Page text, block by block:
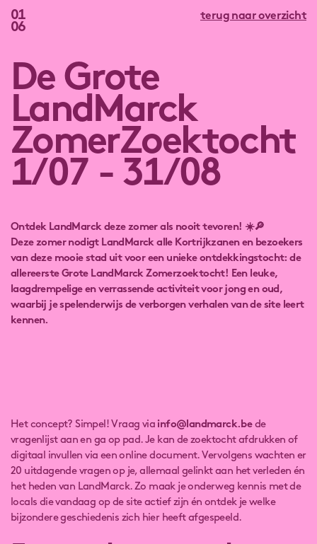
01
06
terug naar overzicht
De Grote
LandMarck
ZomerZoektocht
1/07 - 31/08
Ontdek LandMarck deze zomer als nooit tevoren! ☀️🔎
Deze zomer nodigt LandMarck alle Kortrijkzanen en bezoekers
van deze mooie stad uit voor een unieke ontdekkingstocht: de
allereerste Grote LandMarck Zomerzoektocht! Een leuke,
laagdrempelige en verrassende activiteit voor jong en oud,
waarbij je spelenderwijs de verborgen verhalen van de site leert
kennen.
Het concept? Simpel! Vraag via info@landmarck.bede
vragenlijst aan en ga op pad. Je kan de zoektocht afdrukken of
digitaal invullen via een online document. Vervolgens wachten er
20 uitdagende vragen op je, allemaal gelinkt aan het verleden én
het heden van LandMarck. Zo maak je onderweg kennis met de
locals die vandaag op de site actief zijn én ontdek je welke
bijzondere geschiedenis zich hier heeft afgespeeld.